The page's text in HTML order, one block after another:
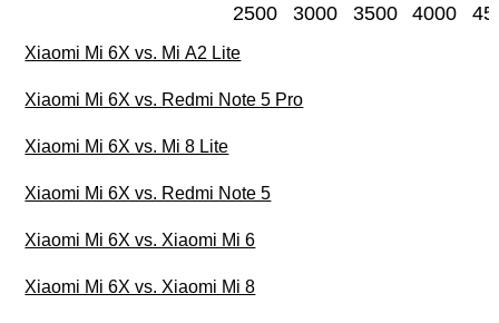
2500 3000 3500 4000
Xiaomi Mi 6X vs. Mi A2 Lite
Xiaomi Mi 6X vs. Redmi Note 5 Pro
Xiaomi Mi 6X vs. Mi 8 Lite
Xiaomi Mi 6X vs. Redmi Note 5
Xiaomi Mi 6X vs. Xiaomi Mi 6
Xiaomi Mi 6X vs. Xiaomi Mi 8